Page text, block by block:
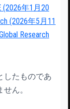
(2026年1月20
(2026年5月11
Research
したものであ
ん。